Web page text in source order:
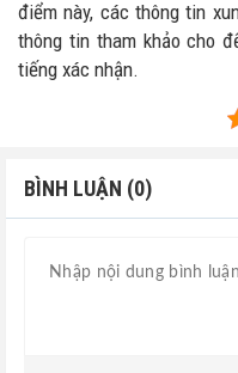
điểm này, các thông tin
thông tin tham khảo cho
tiếng xác nhận.
BÌNH LUẬN (0)